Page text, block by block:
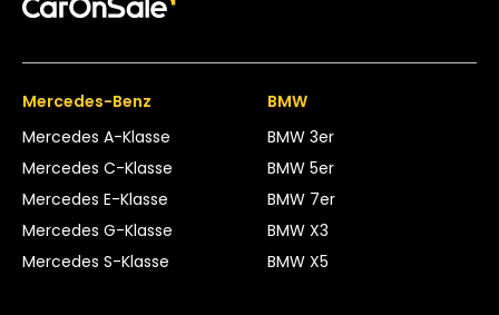
Mercedes-Benz
Mercedes A-Klasse
Mercedes C-Klasse
Mercedes E-Klasse
Mercedes G-Klasse
Mercedes S-Klasse
BMW
BMW 3er
BMW 5er
BMW 7er
BMW X3
BMW X5